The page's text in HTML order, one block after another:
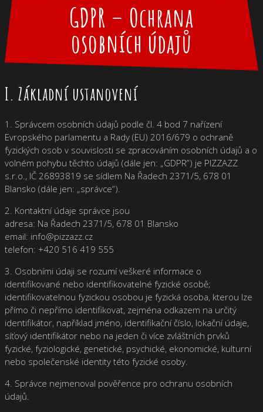
GDPR – Ochrana
osobních údajů
I. Základní ustanovení
1. Správcem osobních údajů podle čl. 4 bod 7 nařízení
Evropského parlamentu a Rady (EU) 2016/679 o ochraně
fyzických osob v souvislosti se zpracováním osobních údajů a o
volném pohybu těchto údajů (dále jen: „GDPR”) je PIZZAZZ
s.r.o., IČ 26893819 se sídlem Na Řadech 2371/5, 678 01
Blansko (dále jen: „správce“).
2. Kontaktní údaje správce jsou
adresa: Na Řadech 2371/5, 678 01 Blansko
email: info@pizzazz.cz
telefon: +420 516 419 555
3. Osobními údaji se rozumí veškeré informace o
identifikované nebo identifikovatelné fyzické osobě;
identifikovatelnou fyzickou osobou je fyzická osoba, kterou lze
přímo či nepřímo identifikovat, zejména odkazem na určitý
identifikátor, například jméno, identifikační číslo, lokační údaje,
síťový identifikátor nebo na jeden či více zvláštních prvků
fyzické, fyziologické, genetické, psychické, ekonomické, kulturní
nebo společenské identity této fyzické osoby.
4. Správce nejmenoval pověřence pro ochranu osobních
údajů.